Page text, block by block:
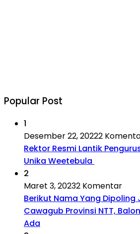
Popular Post
1
Desember 22, 20222
Rektor Resmi Lantik
Unika Weetebula
2
Maret 3, 20232 Komentar
Berikut Nama Yang
Cawagub Provinsi NTT,
Ada